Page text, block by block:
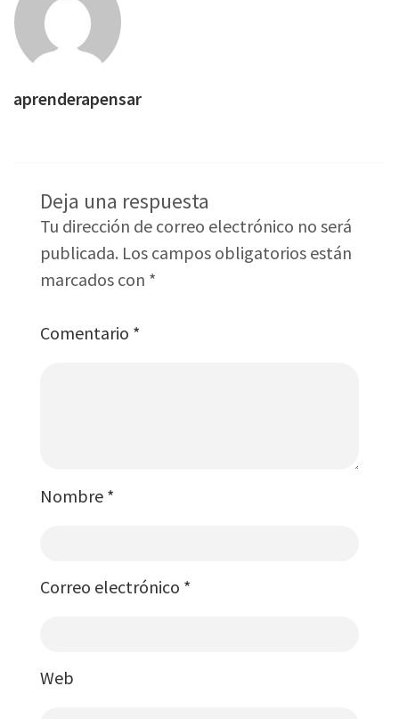
aprenderapensar
Deja una respuesta
Tu dirección de correo electrónico no será
publicada. Los campos obligatorios están
marcados con *
Comentario *
Nombre *
Correo electrónico *
Web